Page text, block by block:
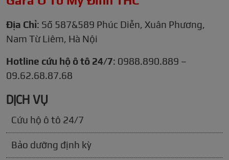
Địa Chỉ: Số 587&589 Phúc Diễn, Xuân Phương,
Nam Từ Liêm, Hà Nội
Hotline cứu hộ ô tô 24/7: 0988.890.889 –
09.62.68.87.68
DỊCH VỤ
Cứu hộ ô tô 24/7
Bảo dưỡng định kỳ